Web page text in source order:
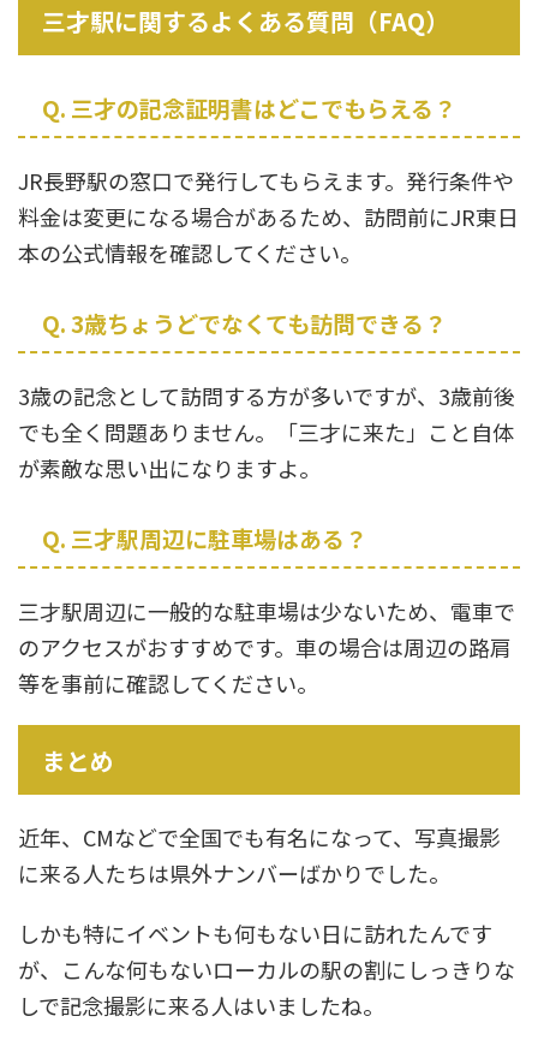
三才駅に関するよくある質問（FAQ）
Q. 三才の記念証明書はどこでもらえる？
JR長野駅の窓口で発行してもらえます。発行条件や
料金は変更になる場合があるため、訪問前にJR東日
本の公式情報を確認してください。
Q. 3歳ちょうどでなくても訪問できる？
3歳の記念として訪問する方が多いですが、3歳前後
でも全く問題ありません。「三才に来た」こと自体
が素敵な思い出になりますよ。
Q. 三才駅周辺に駐車場はある？
三才駅周辺に一般的な駐車場は少ないため、電車で
のアクセスがおすすめです。車の場合は周辺の路肩
等を事前に確認してください。
まとめ
近年、CMなどで全国でも有名になって、写真撮影
に来る人たちは県外ナンバーばかりでした。
しかも特にイベントも何もない日に訪れたんです
が、こんな何もないローカルの駅の割にしっきりな
しで記念撮影に来る人はいましたね。